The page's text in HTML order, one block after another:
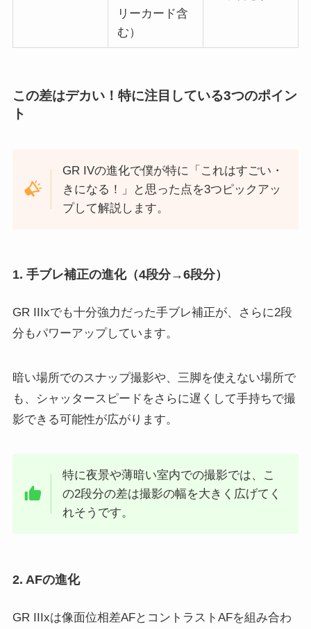
リーカード含
む）
この差はデカい！特に注目している3つのポイン
ト
GR IVの進化で僕が特に「これはすごい・
きになる！」と思った点を3つピックアッ
プして解説します。
1. 手ブレ補正の進化（4段分→6段分）
GR IIIxでも十分強力だった手ブレ補正が、さらに2段
分もパワーアップしています。
暗い場所でのスナップ撮影や、三脚を使えない場所で
も、シャッタースピードをさらに遅くして手持ちで撮
影できる可能性が広がります。
特に夜景や薄暗い室内での撮影では、こ
の2段分の差は撮影の幅を大きく広げてく
れそうです。
2. AFの進化
GR IIIxは像面位相差AFとコントラストAFを組み合わ